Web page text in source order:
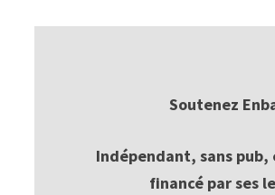
Soutenez
Indépendant, sans pub,
financé par ses